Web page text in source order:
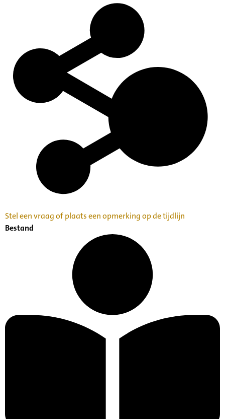
Stel een vraag of plaats een opmerking op de tijdlijn
Bestand